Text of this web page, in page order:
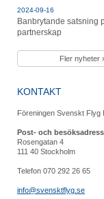
2024-09-16
Banbrytande satsning
partnerskap
Fler nyheter
KONTAKT
Föreningen Svenskt Flyg
Post- och besöksadress
Rosengatan 4
111 40 Stockholm
Telefon 070 292 26 65
info@svensktflyg.se